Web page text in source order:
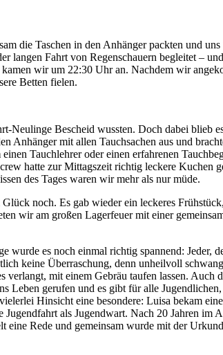
die Taschen in den Anhänger packten und
Fahrt von Regenschauern begleitet –
wir um 22:30 Uhr an. Nachdem wir
Betten fielen.
Bescheid wussten. Doch dabei blieb
mit allen Tauchsachen aus und
Tauchlehrer oder einen erfahrenen
hatte zur Mittagszeit richtig leckere Kuchen
des Tages waren wir mehr als nur müde.
noch. Es gab wieder ein leckeres
wir am großen Lagerfeuer mit einer
es noch einmal richtig spannend: Jeder,
keine Überraschung, denn unheilvoll
mit einem Gebräu taufen lassen. Auch
Leben gerufen und es gibt für alle
Hinsicht eine besondere: Luisa bekam
als Jugendwart. Nach 20 Jahren
Rede und gemeinsam wurde mit der